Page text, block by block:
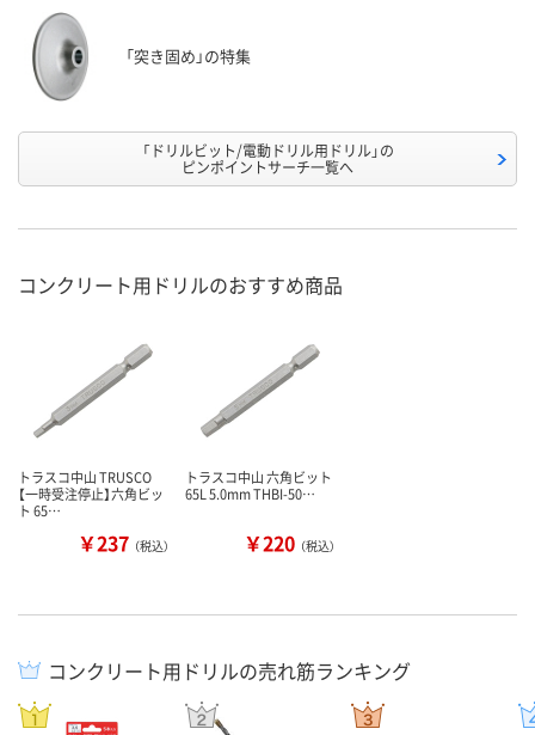
「突き固め」の特集
「ドリルビット/電動ドリル用ドリル」の
ピンポイントサーチ一覧へ
コンクリート用ドリルのおすすめ商品
トラスコ中山 TRUSCO
【一時受注停止】六角ビッ
ト 65…
￥237 （税込）
トラスコ中山 六角ビット
65L 5.0mm THBI-50…
￥220 （税込）
コンクリート用ドリルの売れ筋ランキング